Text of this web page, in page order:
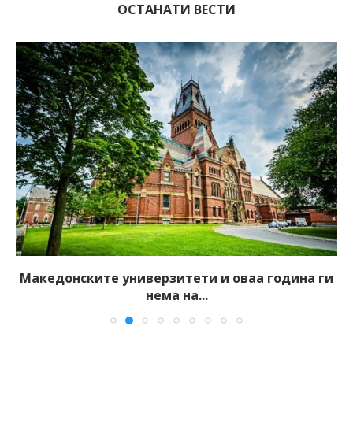
ОСТАНАТИ ВЕСТИ
Македонските универзитети и оваа година ги
нема на...